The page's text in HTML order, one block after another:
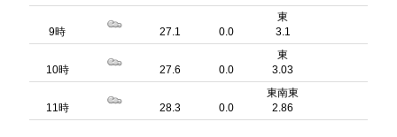
9時 27.1 0.0
東
3.1
10時 27.6 0.0
東
3.03
11時 28.3 0.0
東南東
2.86